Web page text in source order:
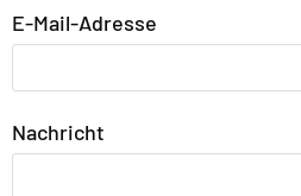
E-Mail-Adresse
Nachricht